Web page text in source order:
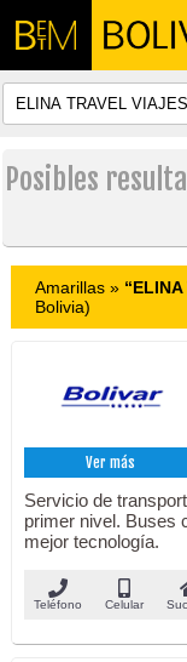
Posibles
Amarillas »
Bolivia)
Ver más
Servicio de
primer nivel. Buses
mejor tecnología.
Teléfono Celular